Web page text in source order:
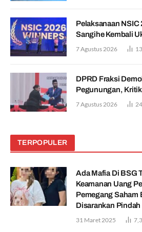
Pelaksanaan
Sangihe Kembali
7 Agustus 2026 13
DPRD Fraksi
Pegunungan,
7 Agustus 2026 24
TERPOPULER
Ada Mafia Di BSG
Keamanan Uang
Pemegang Saham
Disarankan Pindah
31 Maret 2025